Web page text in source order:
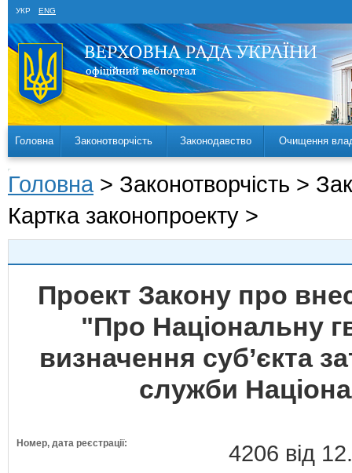
УКР ENG
Головна Законотворчість Законодавство Очищення
Головна > Законотворчість >
Картка законопроекту >
Проект Закону про
"Про Національну
визначення суб’єкта
служби
Номер, дата реєстрації: 4206 від